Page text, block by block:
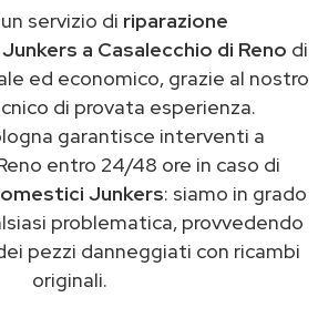
servizio di riparazione
a Casalecchio di Reno di
ed economico, grazie al nostro
di provata esperienza.
garantisce interventi a
entro 24/48 ore in caso di
Junkers: siamo in grado
problematica, provvedendo
pezzi danneggiati con ricambi
originali.